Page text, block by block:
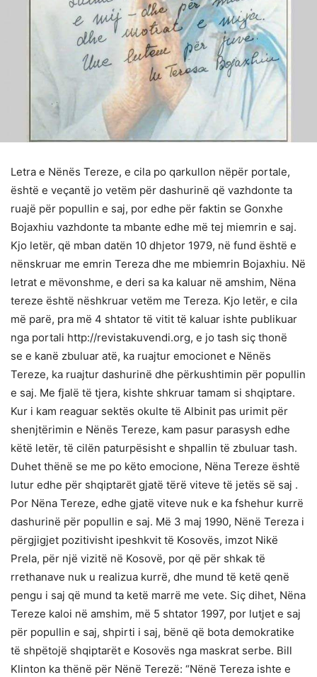
Letra e Nënës Tereze, e cila po qarkullon nëpër portale,
është e veçantë jo vetëm për dashurinë që vazhdonte ta
ruajë për popullin e saj, por edhe për faktin se Gonxhe
Bojaxhiu vazhdonte ta mbante edhe më tej miemrin e saj.
Kjo letër, që mban datën 10 dhjetor 1979, në fund është e
nënskruar me emrin Tereza dhe me mbiemrin Bojaxhiu. Në
letrat e mëvonshme, e deri sa ka kaluar në amshim, Nëna
tereze është nëshkruar vetëm me Tereza. Kjo letër, e cila
më parë, pra më 4 shtator të vitit të kaluar ishte publikuar
nga portali http://revistakuvendi.org, e jo tash siç thonë
se e kanë zbuluar atë, ka ruajtur emocionet e Nënës
Tereze, ka ruajtur dashurinë dhe përkushtimin për popullin
e saj. Me fjalë të tjera, kishte shkruar tamam si shqiptare.
Kur i kam reaguar sektës okulte të Albinit pas urimit për
shenjtërimin e Nënës Tereze, kam pasur parasysh edhe
këtë letër, të cilën paturpësisht e shpallin të zbuluar tash.
Duhet thënë se me po këto emocione, Nëna Tereze është
lutur edhe për shqiptarët gjatë tërë viteve të jetës së saj .
Por Nëna Tereze, edhe gjatë viteve nuk e ka fshehur kurrë
dashurinë për popullin e saj. Më 3 maj 1990, Nënë Tereza i
përgjigjet pozitivisht ipeshkvit të Kosovës, imzot Nikë
Prela, për një vizitë në Kosovë, por që për shkak të
rrethanave nuk u realizua kurrë, dhe mund të ketë qenë
pengu i saj që mund ta ketë marrë me vete. Siç dihet, Nëna
Tereze kaloi në amshim, më 5 shtator 1997, por lutjet e saj
për popullin e saj, shpirti i saj, bënë që bota demokratike
të shpëtojë shqiptarët e Kosovës nga maskrat serbe. Bill
Klinton ka thënë për Nënë Terezë: “Nënë Tereza ishte e